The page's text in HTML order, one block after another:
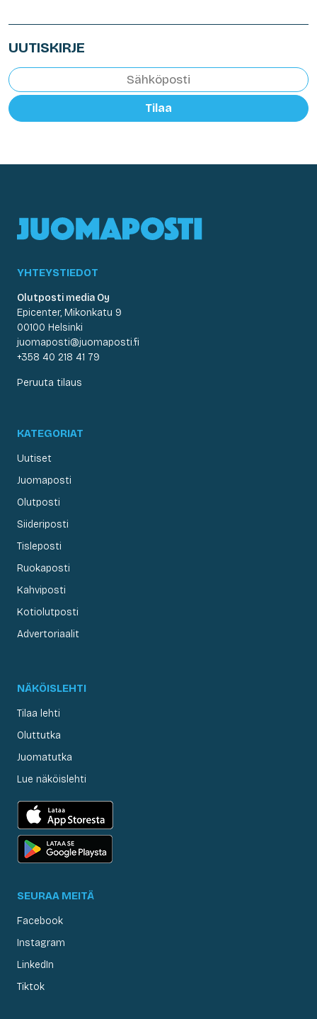
UUTISKIRJE
Tilaa
YHTEYSTIEDOT
Olutposti media Oy
Epicenter, Mikonkatu 9
00100 Helsinki
juomaposti@juomaposti.fi
+358 40 218 41 79
Peruuta tilaus
KATEGORIAT
Uutiset
Juomaposti
Olutposti
Siideriposti
Tisleposti
Ruokaposti
Kahviposti
Kotiolutposti
Advertoriaalit
NÄKÖISLEHTI
Tilaa lehti
Oluttutka
Juomatutka
Lue näköislehti
SEURAA MEITÄ
Facebook
Instagram
LinkedIn
Tiktok